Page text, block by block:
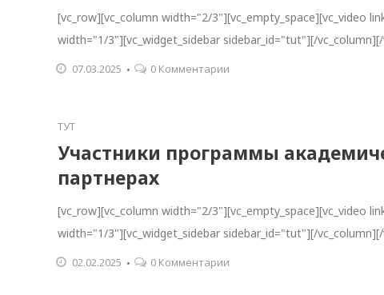
[vc_row][vc_column width="2/3"][vc_empty_space][vc_video
width="1/3"][vc_widget_sidebar sidebar_id="tut"][/
07.03.2025 0 Комментарии
ТУТ
Участники программы
партнерах
[vc_row][vc_column width="2/3"][vc_empty_space][vc_video
width="1/3"][vc_widget_sidebar sidebar_id="tut"][/
02.02.2025 0 Комментарии